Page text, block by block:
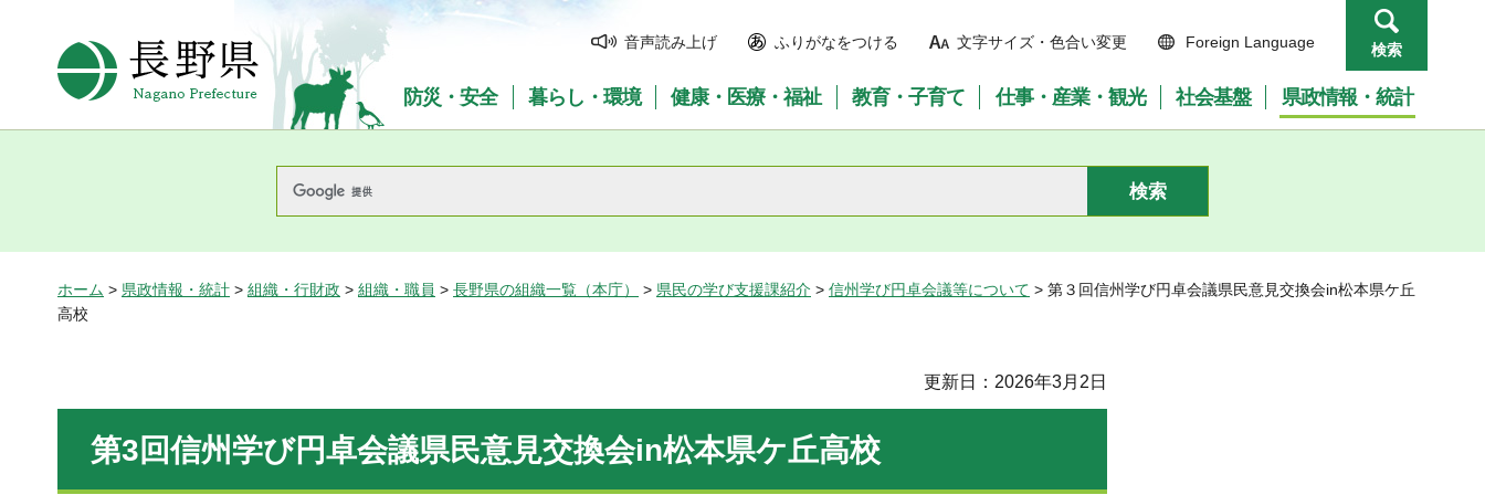
長野県Nagano Prefecture
音声読み上げ ふりがなをつける 文字サイズ・色合い変更 Foreign Language 検索
防災・安全 暮らし・環境 健康・医療・福祉 教育・子育て 仕事・産業・観光 社会基盤 県政情報・統計
ホーム > 県政情報・統計 > 組織・行財政 > 組織・職員 > 長野県の組織一覧（本庁） > 県民の学び支援課紹介 > 信州学び円卓会議等について > 第３回信州学び円卓会議県民意見交換会in松本県ケ丘
高校
更新日：2026年3月2日
第3回信州学び円卓会議県民意見交換会in松本県ケ丘高校